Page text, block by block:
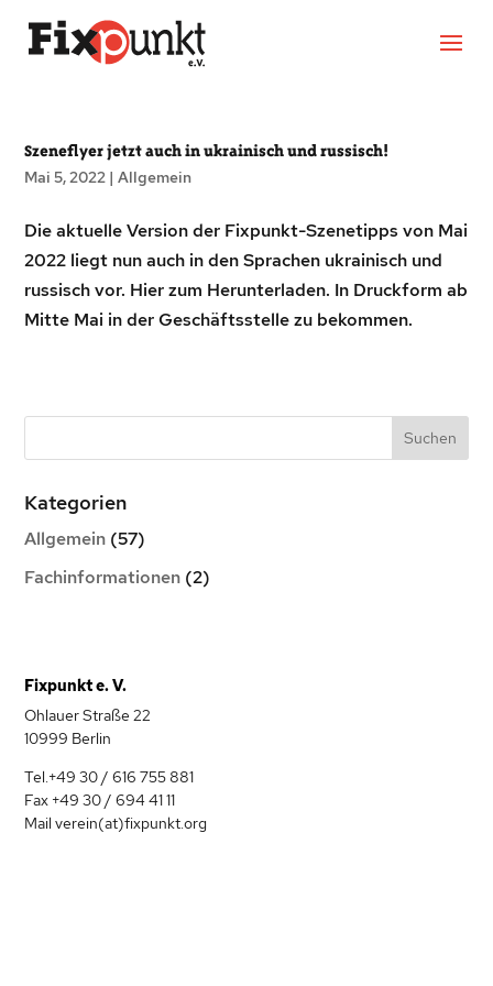
Szeneflyer jetzt auch in ukrainisch und russisch!
Mai 5, 2022 |Allgemein
Die aktuelle Version der Fixpunkt-Szenetipps von Mai
2022 liegt nun auch in den Sprachen ukrainisch und
russisch vor. Hier zum Herunterladen. In Druckform ab
Mitte Mai in der Geschäftsstelle zu bekommen.
Kategorien
Allgemein (57)
Fachinformationen (2)
Fixpunkt e. V.
Ohlauer Straße 22
10999 Berlin
Tel.+49 30 / 616 755 881
Fax +49 30 / 694 41 11
Mail verein(at)fixpunkt.org